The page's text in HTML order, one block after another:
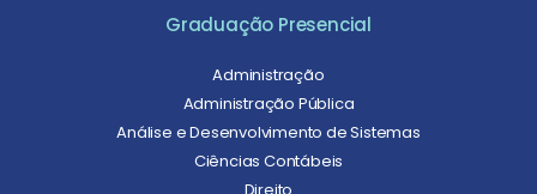
Graduação Presencial
Administração
Administração Pública
Análise e Desenvolvimento de Sistemas
Ciências Contábeis
Direito